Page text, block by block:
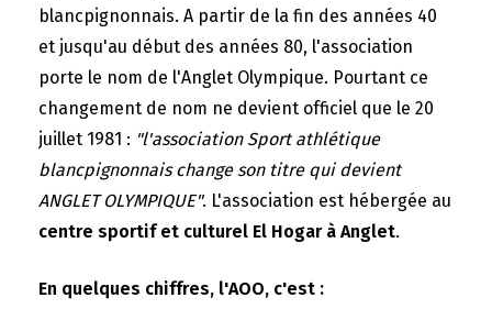
blancpignonnais. A partir de la fin des années 40
et jusqu'au début des années 80, l'association
porte le nom de l'Anglet Olympique. Pourtant ce
changement de nom ne devient officiel que le 20
juillet 1981 : "l'association Sport athlétique
blancpignonnais change son titre qui devient
ANGLET OLYMPIQUE". L'association est hébergée au
centre sportif et culturel El Hogar à Anglet.
En quelques chiffres, l'AOO, c'est :